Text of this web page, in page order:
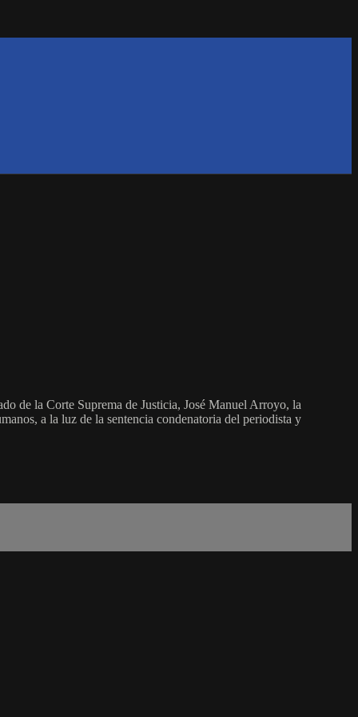
de la Corte Suprema de Justicia, José Manuel Arroyo, la
a la luz de la sentencia condenatoria del periodista y